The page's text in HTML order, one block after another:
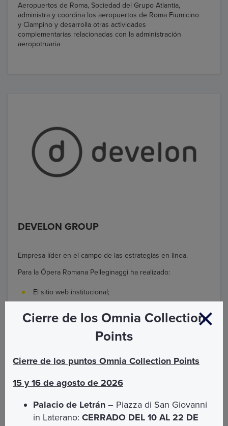
Aeropuertos de Roma, Sociedad del Grupo Atlantia,
administra y coordina los aeropuertos de Roma Fiumicino
y Ciampino y desarrolla otras actividades
complementarias relacionadas con la administración
aeropotruaria
DEVELON GROUP
Empresa líder en el campo de las estrategias en linea.
Para la Ópera Romana Pelleginaggi ha realizado:
El sitio web institucional;
los servicios de Roma Cristiana;
móviles de Vatican & Rome Services.
Cierre de los Omnia Collection
Points
Cierre de los puntos Omnia Collection Points
15 y 16 de agosto de 2026
Palacio de Letrán – Piazza di San Giovanni
in Laterano:CERRADO DEL 10 AL 22 DE